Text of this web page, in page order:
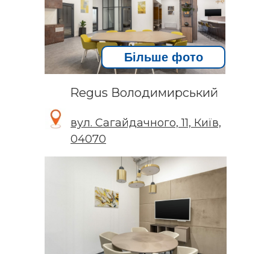
вул. Сагайдачного, 11, Київ,
04070
Regus Володимирський
Більше фото